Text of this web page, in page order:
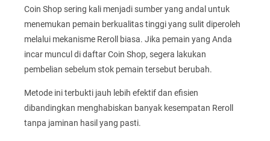
Coin Shop sering kali menjadi sumber yang andal untuk
menemukan pemain berkualitas tinggi yang sulit diperoleh
melalui mekanisme Reroll biasa. Jika pemain yang Anda
incar muncul di daftar Coin Shop, segera lakukan
pembelian sebelum stok pemain tersebut berubah.
Metode ini terbukti jauh lebih efektif dan efisien
dibandingkan menghabiskan banyak kesempatan Reroll
tanpa jaminan hasil yang pasti.